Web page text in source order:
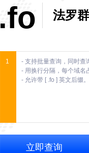
.fo 法罗
1
立即查询